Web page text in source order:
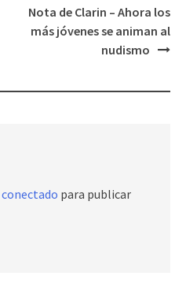
Nota de Clarin – Ahora los
más jóvenes se animan al
nudismo
conectado para publicar